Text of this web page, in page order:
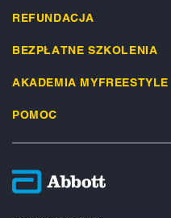
REFUNDACJA
BEZPŁATNE SZKOLENIA
AKADEMIA MYFREESTYLE
POMOC